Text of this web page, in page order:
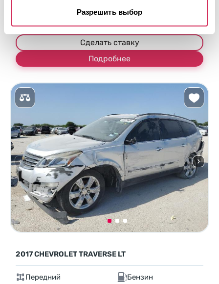
Разрешить выбор
12часов
Текущая ставка:
$0
Сделать ставку
Подробнее
2017 CHEVROLET TRAVERSE LT
Передний
Бензин